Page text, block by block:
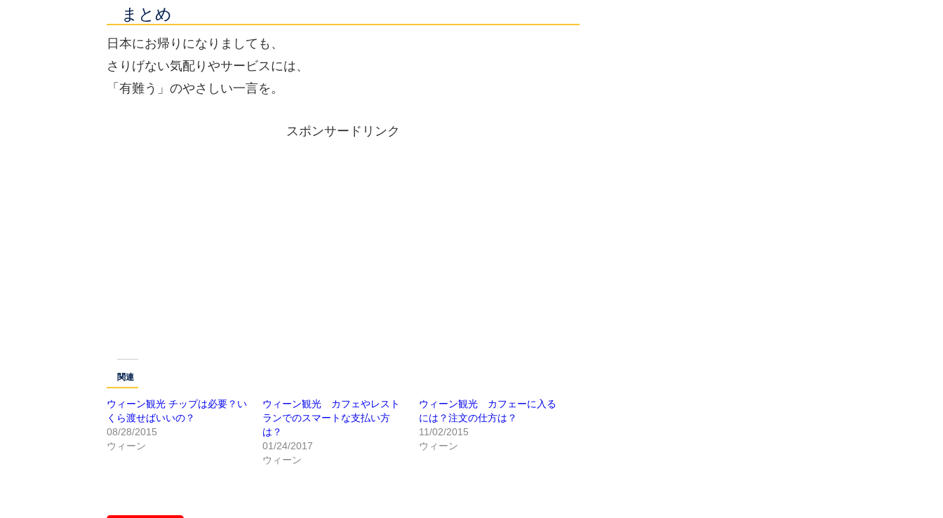
まとめ
日本にお帰りになりましても、
さりげない気配りやサービスには、
「有難う」のやさしい一言を。
スポンサードリンク
関連
ウィーン観光 チップは必要？い
くら渡せばいいの？
08/28/2015
ウィーン
ウィーン観光 カフェやレスト
ランでのスマートな支払い方
は？
01/24/2017
ウィーン
ウィーン観光 カフェーに入る
には？注文の仕方は？
11/02/2015
ウィーン